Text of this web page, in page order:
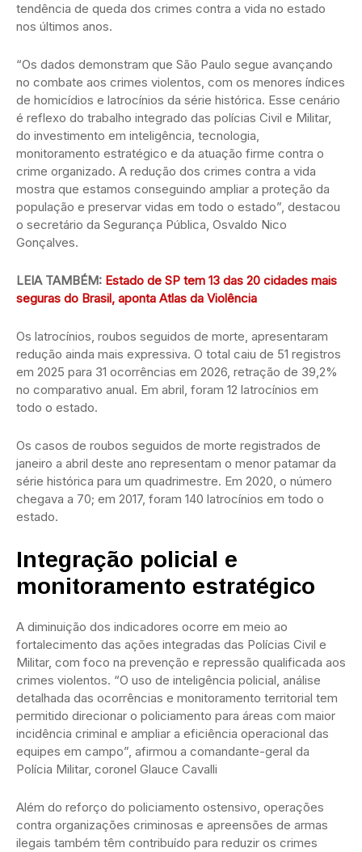
tendência de queda dos crimes contra a vida no estado
nos últimos anos.
“Os dados demonstram que São Paulo segue avançando
no combate aos crimes violentos, com os menores índices
de homicídios e latrocínios da série histórica. Esse cenário
é reflexo do trabalho integrado das polícias Civil e Militar,
do investimento em inteligência, tecnologia,
monitoramento estratégico e da atuação firme contra o
crime organizado. A redução dos crimes contra a vida
mostra que estamos conseguindo ampliar a proteção da
população e preservar vidas em todo o estado”, destacou
o secretário da Segurança Pública, Osvaldo Nico
Gonçalves.
LEIA TAMBÉM: Estado de SP tem 13 das 20 cidades mais
seguras do Brasil, aponta Atlas da Violência
Os latrocínios, roubos seguidos de morte, apresentaram
redução ainda mais expressiva. O total caiu de 51 registros
em 2025 para 31 ocorrências em 2026, retração de 39,2%
no comparativo anual. Em abril, foram 12 latrocínios em
todo o estado.
Os casos de roubos seguidos de morte registrados de
janeiro a abril deste ano representam o menor patamar da
série histórica para um quadrimestre. Em 2020, o número
chegava a 70; em 2017, foram 140 latrocínios em todo o
estado.
Integração policial e
monitoramento estratégico
A diminuição dos indicadores ocorre em meio ao
fortalecimento das ações integradas das Polícias Civil e
Militar, com foco na prevenção e repressão qualificada aos
crimes violentos. “O uso de inteligência policial, análise
detalhada das ocorrências e monitoramento territorial tem
permitido direcionar o policiamento para áreas com maior
incidência criminal e ampliar a eficiência operacional das
equipes em campo”, afirmou a comandante-geral da
Polícia Militar, coronel Glauce Cavalli
Além do reforço do policiamento ostensivo, operações
contra organizações criminosas e apreensões de armas
ilegais também têm contribuído para reduzir os crimes